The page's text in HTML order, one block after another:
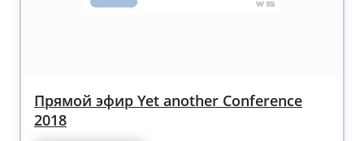
Прямой эфир Yet another Conference
2018